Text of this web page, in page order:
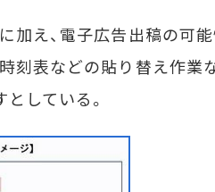
え、電子広告出稿の可能
刻表などの貼り替え作業
している。